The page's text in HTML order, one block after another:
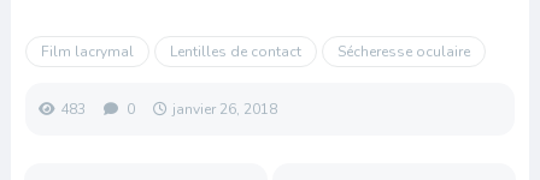
Film lacrymal Lentilles de contact Sécheresse oculaire
483 0 janvier 26, 2018